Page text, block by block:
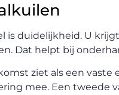
is duidelijkheid. U
Dat helpt bij
ziet als een
mee. Een tweede